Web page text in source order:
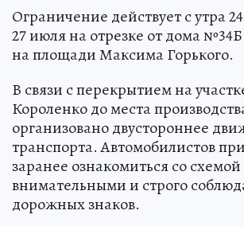
Ограничение действует с утра
27 июля на отрезке от дома
на площади Максима Горького.
В связи с перекрытием на
Короленко до места
организовано двустороннее
транспорта. Автомобилистов
заранее ознакомиться со
внимательными и строго
дорожных знаков.